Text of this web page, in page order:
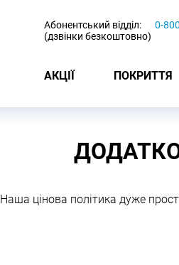
Абонентський відділ:
(дзвінки безкоштовно)
0-
АКЦІЇ ПОКРИТТЯ
Наша цінова політика дуже